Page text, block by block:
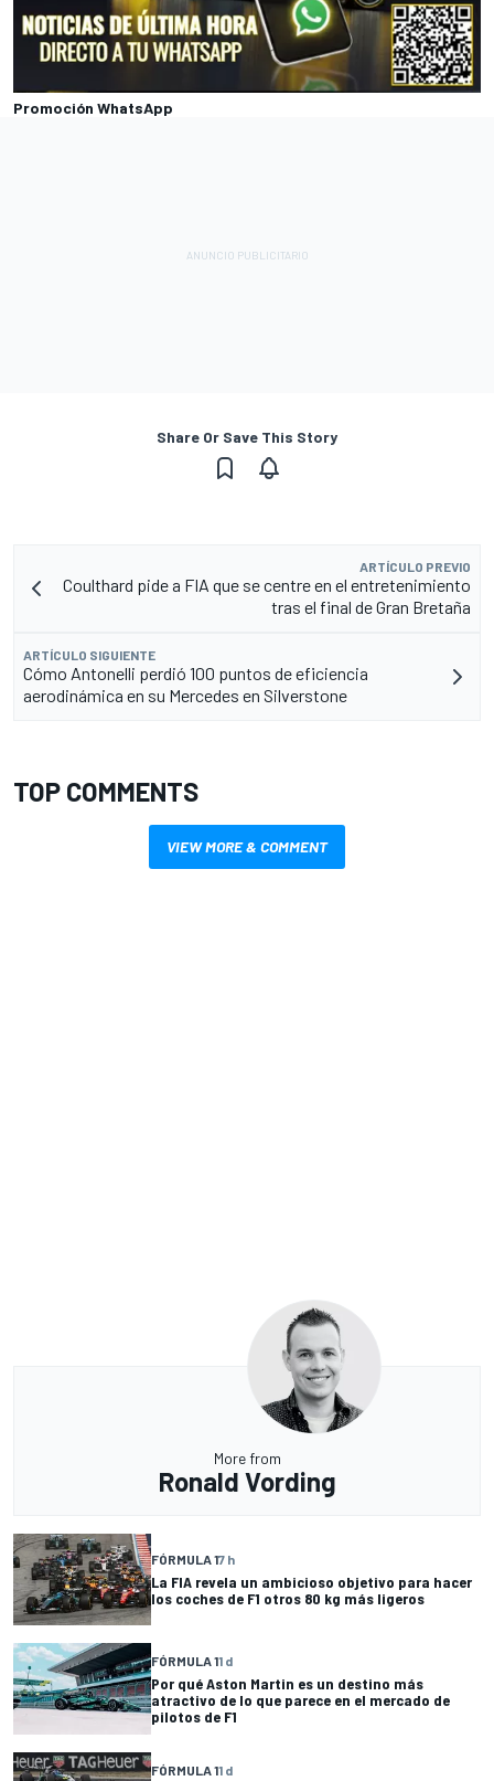
Promoción WhatsApp
Share Or Save This Story
ARTÍCULO PREVIO
Coulthard pide a FIA que se centre en el entretenimiento
tras el final de Gran Bretaña
ARTÍCULO SIGUIENTE
Cómo Antonelli perdió 100 puntos de eficiencia
aerodinámica en su Mercedes en Silverstone
TOP COMMENTS
VIEW MORE & COMMENT
More from
Ronald Vording
FÓRMULA 17 h
La FIA revela un ambicioso objetivo para hacer
los coches de F1 otros 80 kg más ligeros
FÓRMULA 11 d
Por qué Aston Martin es un destino más
atractivo de lo que parece en el mercado de
pilotos de F1
FÓRMULA 11 d